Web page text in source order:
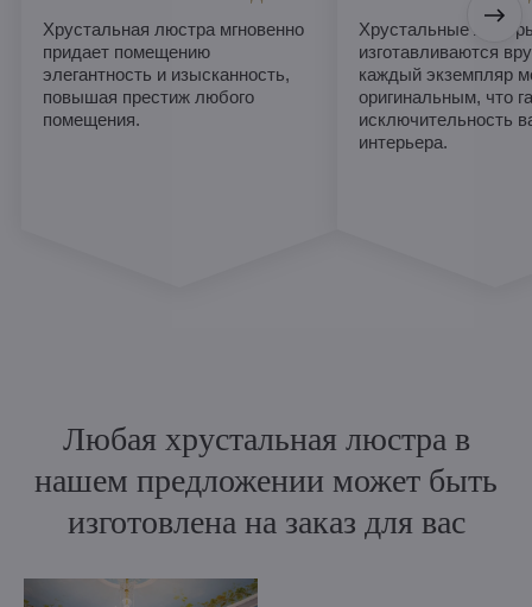
Хрустальная люстра мгновенно
придает помещению
элегантность и изысканность,
повышая престиж любого
помещения.
Хрустальные
изготавливаются
каждый экземпляр
оригинальным, что
исключительность
интерьера.
Любая хрустальная люстра в
нашем предложении может быть
изготовлена на заказ для вас